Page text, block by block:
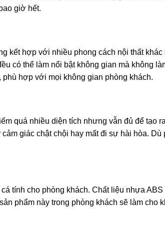
giờ hết.
kết hợp với nhiều phong cách nội thất
có thể làm nổi bật không gian mà không
hợp với mọi không gian phòng khách.
quá nhiều diện tích nhưng vẫn đủ để tạo
giác chật chội hay mất đi sự hài hòa.
tính cho phòng khách. Chất liệu nhựa
phẩm này trong phòng khách sẽ làm cho